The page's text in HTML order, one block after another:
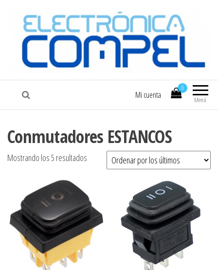
COMPEL Electrónica COMPEL
Menú
0
Mi cuenta
Conmutadores ESTANCOS
Mostrando los 5 resultados Ordenado por los últimos